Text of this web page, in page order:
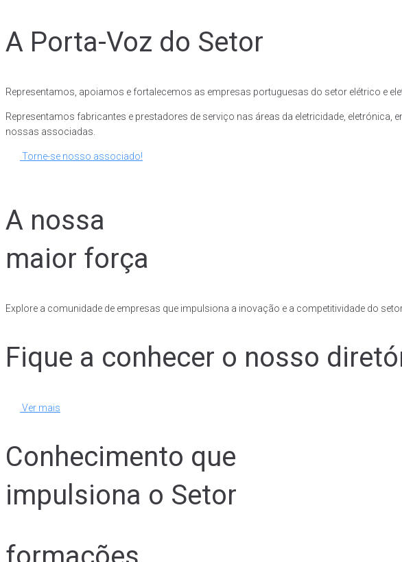
A Porta-Voz do Setor
Representamos, apoiamos e fortalecemos as empresas portuguesas do setor elétrico e
Representamos fabricantes e prestadores de serviço nas áreas da eletricidade,
nossas associadas.
Torne-se nosso associado!
A nossa
maior força
Explore a comunidade de empresas que impulsiona a inovação e a competitividade do
Fique a conhecer o nosso
Ver mais
Conhecimento que
impulsiona o Setor